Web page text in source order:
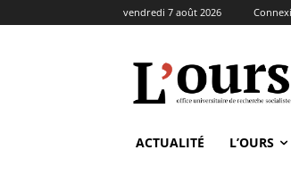
vendredi 7 août 2026
ACTUALITÉ L’OURS